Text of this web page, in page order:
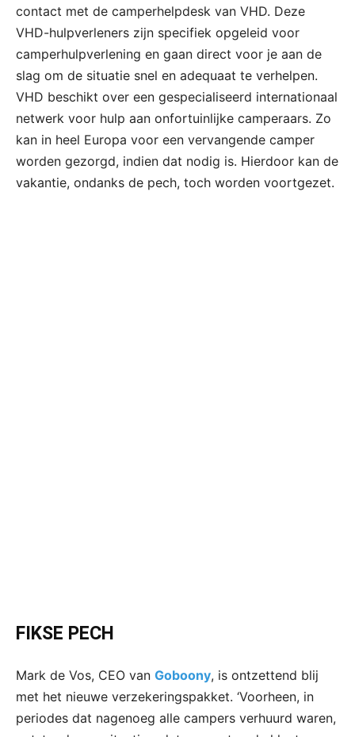
contact met de camperhelpdesk van VHD. Deze
VHD-hulpverleners zijn specifiek opgeleid voor
camperhulpverlening en gaan direct voor je aan de
slag om de situatie snel en adequaat te verhelpen.
VHD beschikt over een gespecialiseerd internationaal
netwerk voor hulp aan onfortuinlijke camperaars. Zo
kan in heel Europa voor een vervangende camper
worden gezorgd, indien dat nodig is. Hierdoor kan de
vakantie, ondanks de pech, toch worden voortgezet.
FIKSE PECH
Mark de Vos, CEO van Goboony, is ontzettend blij
met het nieuwe verzekeringspakket. ‘Voorheen, in
periodes dat nagenoeg alle campers verhuurd waren,